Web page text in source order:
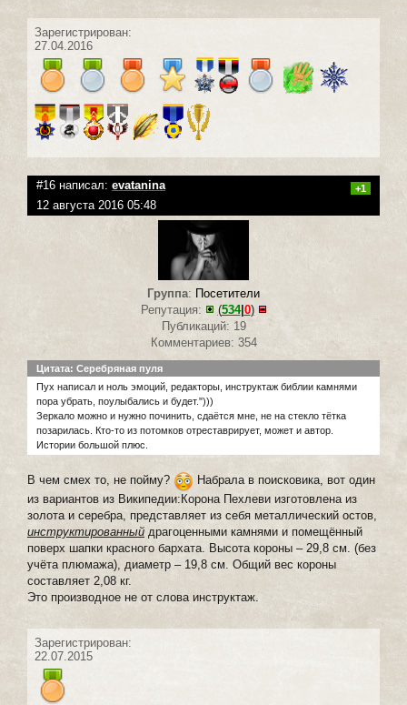
Зарегистрирован:
27.04.2016
#16 написал: evatanina +1
12 августа 2016 05:48
Группа: Посетители
Репутация:
(534| 0)
Публикаций: 19
Комментариев: 354
Цитата: Серебряная пуля
Пух написал и ноль эмоций, редакторы, инструктаж библии камнями
пора убрать, поулыбались и будет.")))
Зеркало можно и нужно починить, сдаётся мне, не на стекло тётка
позарилась. Кто-то из потомков отреставрирует, может и автор.
Истории большой плюс.
В чем смех то, не пойму?
Набрала в поисковика, вот один
из вариантов из Википедии:Корона Пехлеви изготовлена из
золота и серебра, представляет из себя металлический остов,
инструктированный драгоценными камнями и помещённый
поверх шапки красного бархата. Высота короны – 29,8 см. (без
учёта плюмажа), диаметр – 19,8 см. Общий вес короны
составляет 2,08 кг.
Это производное не от слова инструктаж.
Зарегистрирован:
22.07.2015